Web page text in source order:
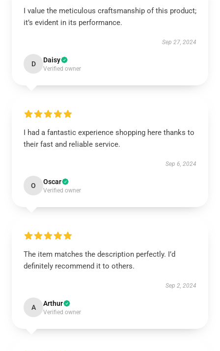
I value the meticulous craftsmanship of this product;
it’s evident in its performance.
Sep 27, 2024
D Daisy
Verified owner
I had a fantastic experience shopping here thanks to
their fast and reliable service.
Sep 6, 2024
O Oscar
Verified owner
The item matches the description perfectly. I’d
definitely recommend it to others.
Sep 2, 2024
A Arthur
Verified owner